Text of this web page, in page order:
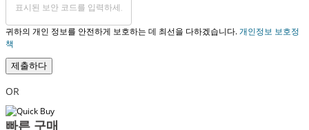
귀하의 개인 정보를 안전하게 보호하는 데 최선을 다하겠습니다.개인정보 보호정
책
제출하다
OR
빠른 구매